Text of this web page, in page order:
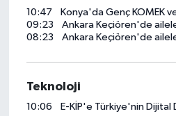
10:47
Konya'da Genç KOMEK ve
09:23
Ankara Keçiören'de
08:23
Ankara Keçiören'de
Teknoloji
10:06 E-KİP'e Türkiye'nin Dijital Dönüşüm